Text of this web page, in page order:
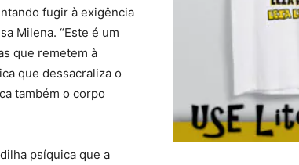
fugir à exigência
Milena. “Este é um
que remetem à
que dessacraliza o
também o corpo
psíquica que a